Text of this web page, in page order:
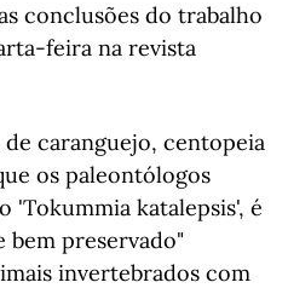
conclusões do trabalho
feira na revista
caranguejo, centopeia
os paleontólogos
'Tokummia katalepsis', é
bem preservado"
invertebrados com